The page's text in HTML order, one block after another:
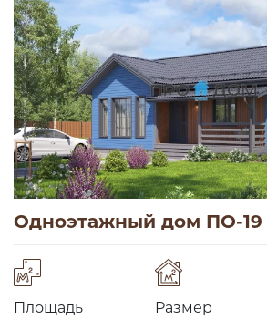
Одноэтажный дом ПО-19
Площадь Размер